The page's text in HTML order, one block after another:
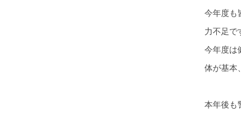
今年度も
力不足で
今年度は
体が基本
本年後も